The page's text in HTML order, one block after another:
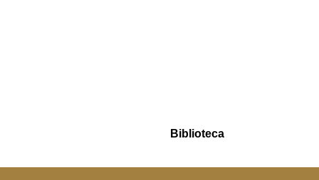
Biblioteca